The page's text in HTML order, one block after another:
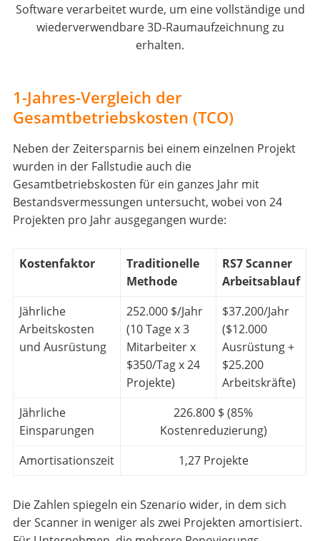
Software verarbeitet wurde, um eine vollständige und
wiederverwendbare 3D-Raumaufzeichnung zu
erhalten.
1-Jahres-Vergleich der
Gesamtbetriebskosten (TCO)
Neben der Zeitersparnis bei einem einzelnen Projekt
wurden in der Fallstudie auch die
Gesamtbetriebskosten für ein ganzes Jahr mit
Bestandsvermessungen untersucht, wobei von 24
Projekten pro Jahr ausgegangen wurde:
Kostenfaktor
Traditionelle
Methode
RS7 Scanner
Arbeitsablauf
Jährliche
Arbeitskosten
und Ausrüstung
252.000 $/Jahr
(10 Tage x 3
Mitarbeiter x
$350/Tag x 24
Projekte)
$37.200/Jahr
($12.000
Ausrüstung +
$25.200
Arbeitskräfte)
Jährliche
Einsparungen
226.800 $ (85%
Kostenreduzierung)
Amortisationszeit
1,27 Projekte
Die Zahlen spiegeln ein Szenario wider, in dem sich
der Scanner in weniger als zwei Projekten amortisiert.